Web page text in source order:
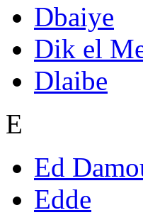
Dbaiye
Dik el
Dlaibe
E
Ed
Edde